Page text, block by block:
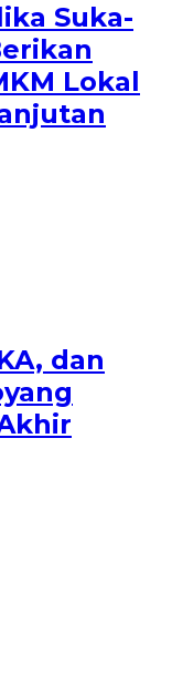
Suka-
Lokal
dan